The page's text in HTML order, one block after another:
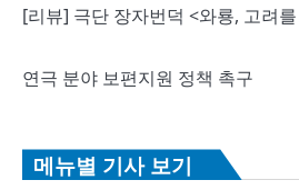
[리뷰] 극단 장자번덕 <와룡, 고려
연극 분야 보편지원 정책 촉구
메뉴별 기사 보기